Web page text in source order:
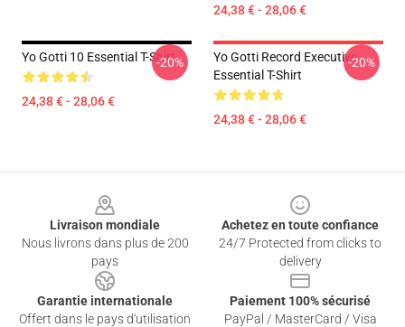
24,38 € - 28,06 €
Yo Gotti 10 Essential T-Shirt
24,38 € - 28,06 €
-20%
Yo Gotti Record Executive
Essential T-Shirt
24,38 € - 28,06 €
-20%
Livraison mondiale
Nous livrons dans plus de 200
pays
Achetez en toute confiance
24/7 Protected from clicks to
delivery
Garantie internationale
Offert dans le pays d'utilisation
Paiement 100% sécurisé
PayPal / MasterCard / Visa